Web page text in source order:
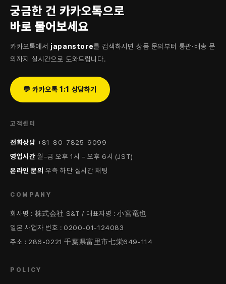
궁금한 건 카카오톡으로
바로 물어보세요
카카오톡에서 japanstore를 검색하시면 상품 문의부터 통관·배송 문
의까지 실시간으로 도와드립니다.
💬 카카오톡 1:1 상담하기
고객센터
전화상담 +81-80-7825-9099
영업시간 월–금 오후 1시 – 오후 6시 (JST)
온라인 문의 우측 하단 실시간 채팅
COMPANY
회사명 : 株式会社 S&T / 대표자명 : 小宮竜也
일본 사업자 번호 : 0200-01-124083
주소 : 286-0221 千葉県富里市七栄649-114
POLICY